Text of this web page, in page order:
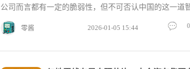
公司而言都有一定的脆弱性，但不可否认中国的这一道
零酱 2026-01-05 15:44 0